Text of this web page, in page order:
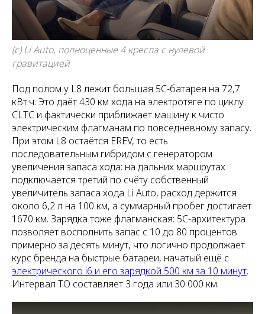
(с) Li Auto, полноценные 4 кресла с нулевой
гравитацией
Под полом у L8 лежит большая 5C-батарея на 72,7
кВт·ч. Это даёт 430 км хода на электротяге по циклу
CLTC и фактически приближает машину к чисто
электрическим флагманам по повседневному запасу.
При этом L8 остаётся EREV, то есть
последовательным гибридом с генератором
увеличения запаса хода: на дальних маршрутах
подключается третий по счёту собственный
увеличитель запаса хода Li Auto, расход держится
около 6,2 л на 100 км, а суммарный пробег достигает
1670 км. Зарядка тоже флагманская: 5C-архитектура
позволяет восполнить запас с 10 до 80 процентов
примерно за десять минут, что логично продолжает
курс бренда на быстрые батареи, начатый ещё с
электрического i6 и его зарядкой 500 км за 10 минут.
Интервал ТО составляет 3 года или 30 000 км.